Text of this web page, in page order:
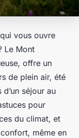
vous ouvre
Le Mont
offre un
de plein air, été
séjour au
pour
du climat, et
même en